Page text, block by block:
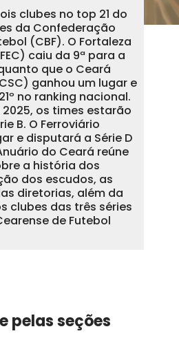
clubes no top 21 do
da Confederação
(CBF). O Fortaleza
caiu da 9ª para a
que o Ceará
ganhou um lugar e
no ranking nacional.
os times estarão
B. O Ferroviário
e disputará a Série D
do Ceará reúne
a história dos
dos escudos, as
diretorias, além da
clubes das três séries
de Futebol
pelas seções